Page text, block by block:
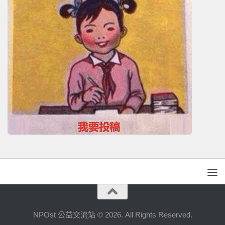
NPOst 公益交流站 © 2026. All Rights Reserved.